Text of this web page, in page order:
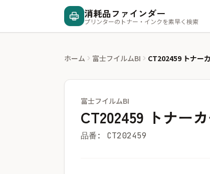
消耗品ファインダー
プリンターのトナー・インクを素早く検索
ホーム 富士フイルムBI CT202459 トナー
富士フイルムBI
CT202459 トナー
品番: CT202459